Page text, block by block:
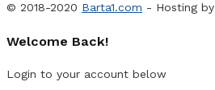
© 2018-2020 Barta1.com - Hosting by
Welcome Back!
Login to your account below